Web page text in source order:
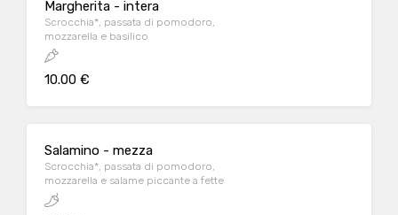
Margherita - intera
Scrocchia*, passata di pomodoro,
mozzarella e basilico
10.00 €
Salamino - mezza
Scrocchia*, passata di pomodoro,
mozzarella e salame piccante a fette